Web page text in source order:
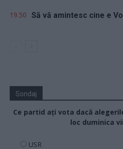
19.50 Să vă amintesc cine e
Sondaj
Ce partid ați vota dacă
loc duminica
USR